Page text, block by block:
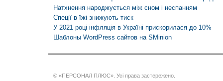
Натхнення народжується між сном і неспанням
Спеції в їжі знижують тиск
У 2021 році інфляція в Україні прискорилася до 10%
Шаблоны WordPress сайтов на SMinion
© «ПЕРСОНАЛ ПЛЮС». Усі права застережено.